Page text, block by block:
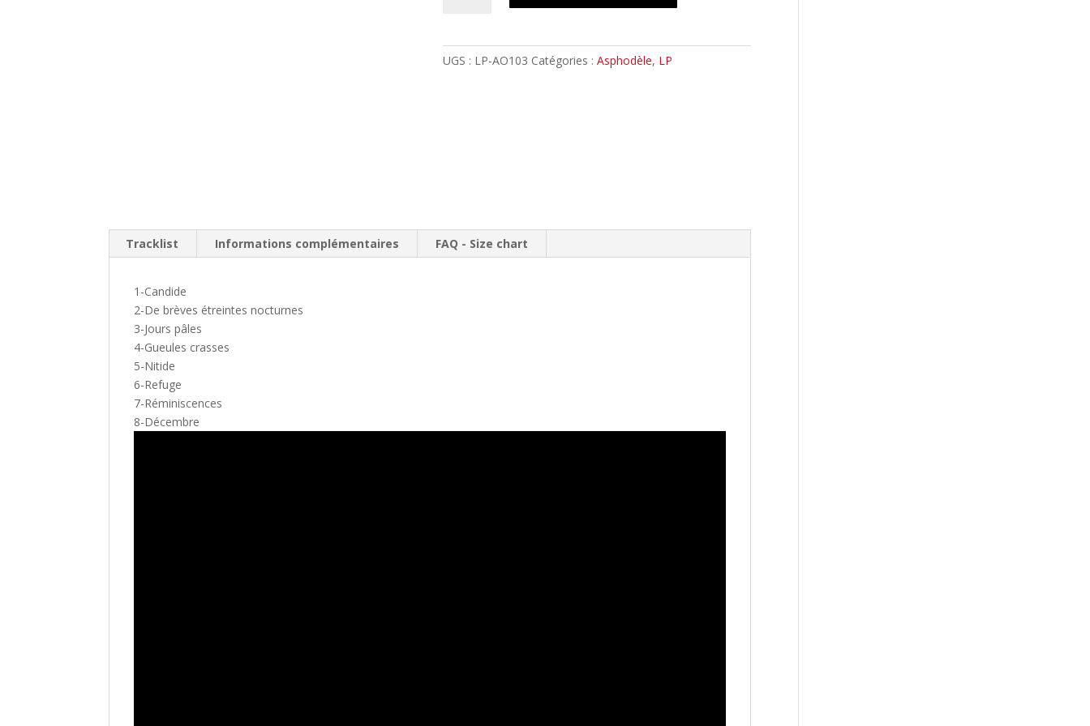
UGS : LP-AO103 Catégories :Asphodèle, LP
Tracklist Informations complémentaires FAQ - Size chart
1-Candide
2-De brèves étreintes nocturnes
3-Jours pâles
4-Gueules crasses
5-Nitide
6-Refuge
7-Réminiscences
8-Décembre